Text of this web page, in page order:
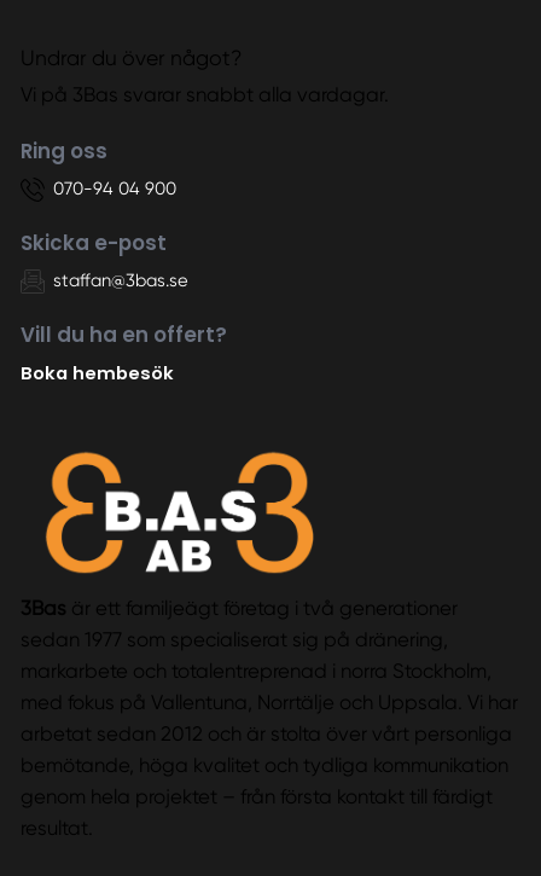
Undrar du över något?
Vi på 3Bas svarar snabbt alla vardagar.
Ring oss
070-94 04 900
Skicka e-post
staffan@3bas.se
Vill du ha en offert?
Boka hembesök
3Bas är ett familjeägt företag i två generationer
sedan 1977 som specialiserat sig på dränering,
markarbete och totalentreprenad i norra Stockholm,
med fokus på Vallentuna, Norrtälje och Uppsala. Vi har
arbetat sedan 2012 och är stolta över vårt personliga
bemötande, höga kvalitet och tydliga kommunikation
genom hela projektet – från första kontakt till färdigt
resultat.